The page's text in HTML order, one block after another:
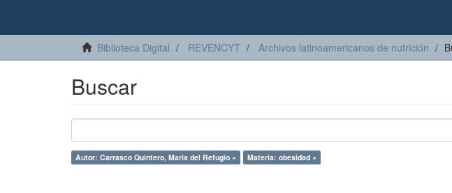
Biblioteca Digital REVENCYT Archivos latinoamericanos de nutrición
Buscar
Autor: Carrasco Quintero, María del Refugio × Materia: obesidad ×